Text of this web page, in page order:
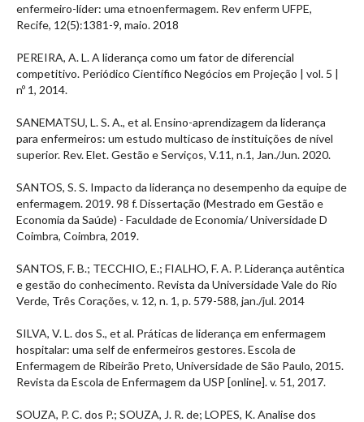
enfermeiro-líder: uma etnoenfermagem. Rev enferm UFPE,
Recife, 12(5):1381-9, maio. 2018
PEREIRA, A. L. A liderança como um fator de diferencial
competitivo. Periódico Científico Negócios em Projeção | vol. 5 |
nº 1, 2014.
SANEMATSU, L. S. A., et al. Ensino-aprendizagem da liderança
para enfermeiros: um estudo multicaso de instituições de nível
superior. Rev. Elet. Gestão e Serviços, V.11, n.1, Jan./Jun. 2020.
SANTOS, S. S. Impacto da liderança no desempenho da equipe de
enfermagem. 2019. 98 f. Dissertação (Mestrado em Gestão e
Economia da Saúde) - Faculdade de Economia/ Universidade D
Coimbra, Coimbra, 2019.
SANTOS, F. B.; TECCHIO, E.; FIALHO, F. A. P. Liderança autêntica
e gestão do conhecimento. Revista da Universidade Vale do Rio
Verde, Três Corações, v. 12, n. 1, p. 579-588, jan./jul. 2014
SILVA, V. L. dos S., et al. Práticas de liderança em enfermagem
hospitalar: uma self de enfermeiros gestores. Escola de
Enfermagem de Ribeirão Preto, Universidade de São Paulo, 2015.
Revista da Escola de Enfermagem da USP [online]. v. 51, 2017.
SOUZA, P. C. dos P.; SOUZA, J. R. de; LOPES, K. Analise dos